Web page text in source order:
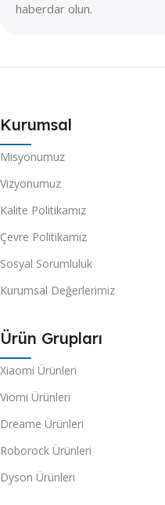
haberdar olun.
Kurumsal
Misyonumuz
Vizyonumuz
Kalite Politikamız
Çevre Politikamız
Sosyal Sorumluluk
Kurumsal Değerlerimiz
Ürün Grupları
Xiaomi Ürünleri
Viomi Ürünleri
Dreame Ürünleri
Roborock Ürünleri
Dyson Ürünleri